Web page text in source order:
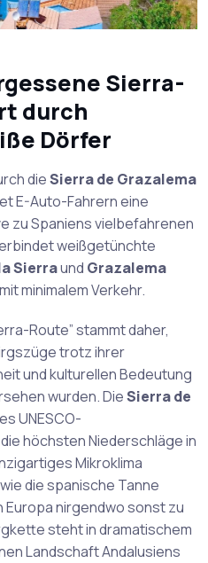
Sierra-
durch
Dörfer
dieSierra de Grazalema
E-Auto-Fahrern eine
zu Spaniens vielbefahrenen
weißgetünchte
Sierraund Grazalema
minimalem Verkehr.
Route” stammt daher,
trotz ihrer
und kulturellen Bedeutung
wurden. DieSierra de
UNESCO-
höchsten Niederschläge in
Mikroklima
die spanische Tanne
nirgendwo sonst zu
steht in dramatischem
Landschaft Andalusiens